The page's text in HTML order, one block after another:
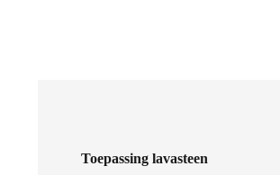
Toepassing lavasteen